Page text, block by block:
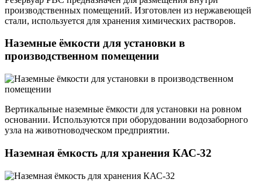
производственных помещений. Изготовлен из нержавеющей
стали, используется для хранения химических растворов.
Наземные ёмкости для установки в
производственном помещении
Вертикальные наземные ёмкости для установки на ровном
основании. Используются при оборудовании водозаборного
узла на животноводческом предприятии.
Наземная ёмкость для хранения КАС-32